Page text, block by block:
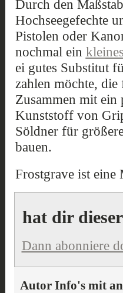
Durch den
Hochseegefechte
Pistolen oder
nochmal ein
ei gutes Substitut
zahlen möchte,
Zusammen mit ein
Kunststoff von
Söldner für
bauen.
Frostgrave ist eine
hat dir
Dann abonniere
Autor Info's mit